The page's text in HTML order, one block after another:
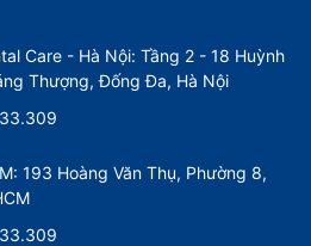
Care - Hà Nội: Tầng 2 - 18 Huỳnh
Thượng, Đống Đa, Hà Nội
193 Hoàng Văn Thụ, Phường 8,